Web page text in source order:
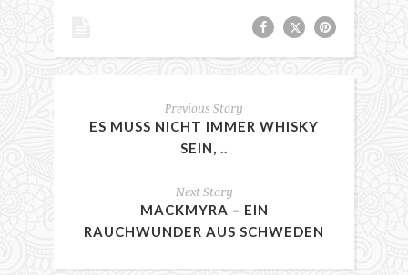
Previous Story
ES MUSS NICHT IMMER WHISKY
SEIN, ..
Next Story
MACKMYRA – EIN
RAUCHWUNDER AUS SCHWEDEN